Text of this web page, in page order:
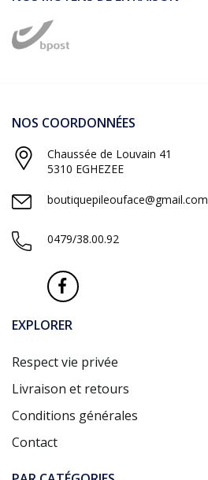
NOS COORDONNÉES
Chaussée de Louvain 41
5310 EGHEZEE
boutiquepileouface@gmail.com
0479/38.00.92
EXPLORER
Respect vie privée
Livraison et retours
Conditions générales
Contact